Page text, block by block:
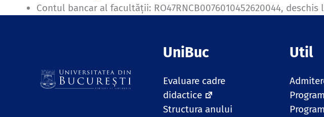
Contul bancar al facultății: RO47RNCB0076010452620044,
UniBuc
Evaluare cadre
didactice
Structura anului
Util